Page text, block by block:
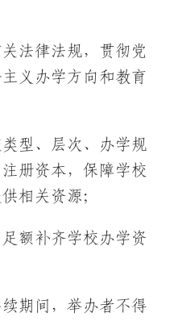
关法律法规，贯彻党
义办学方向和教育
类型、层次、办学规
册资本，保障学校
相关资源；
足额补齐学校办学资
续期间，举办者不得